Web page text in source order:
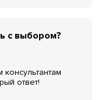
с выбором?
ответ!